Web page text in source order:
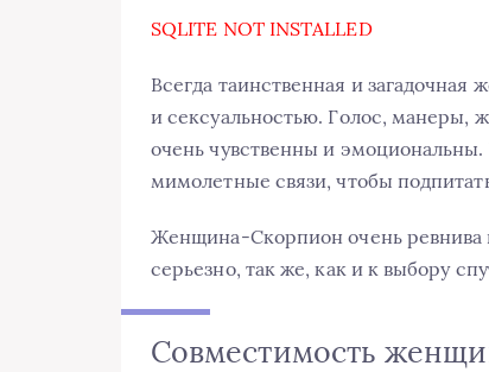
SQLITE NOT INSTALLED
Всегда таинственная и
и сексуальностью. Голос, манеры,
очень чувственны и
мимолетные связи, чтобы
Женщина-Скорпион очень ревнива
серьезно, так же, как и к выбору
Совместимость